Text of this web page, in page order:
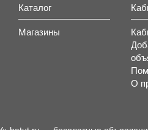
Каталог
Магазины
О